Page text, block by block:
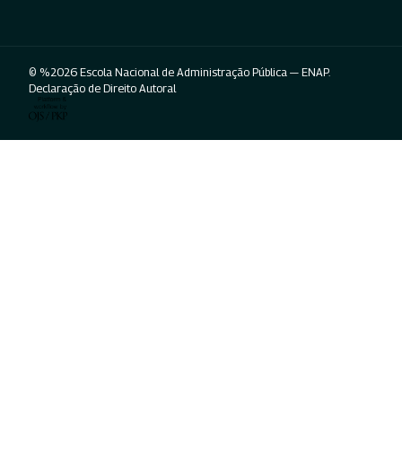
© %2026 Escola Nacional de Administração Pública — ENAP.
Declaração de Direito Autoral